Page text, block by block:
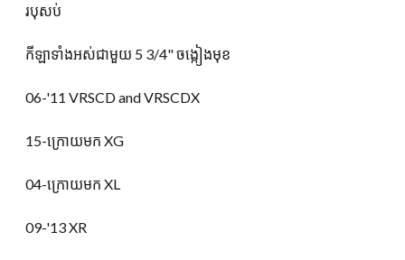
របុសប់
កីឡាទាំងអស់ជាមួយ 5 3/4" ចង្កៀងមុខ
06-'11 VRSCD and VRSCDX
15-ក្រោយមក XG
04-ក្រោយមក XL
09-'13 XR